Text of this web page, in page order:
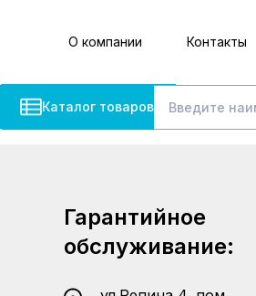
О компании Контакты
Каталог товаров
Гарантийное
обслуживание: